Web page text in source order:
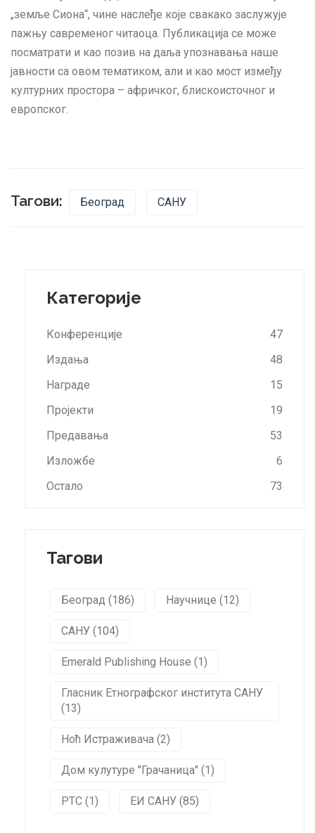
„земље Сиона“, чине наслеђе које свакако заслужује
пажњу савременог читаоца. Публикација се може
посматрати и као позив на даља упознавања наше
јавности са овом тематиком, али и као мост између
културних простора – афричког, блискоисточног и
европског.
Тагови: Београд САНУ
Категорије
Конференције
47
Издања
48
Награде
15
Пројекти
19
Предавања
53
Изложбе
6
Остало
73
Тагови
Београд (186) Научнице (12)
САНУ (104)
Emerald Publishing House (1)
Гласник Етнографског института САНУ
(13)
Ноћ Истраживача (2)
Дом кулутуре "Грачаница" (1)
РТС (1) ЕИ САНУ (85)